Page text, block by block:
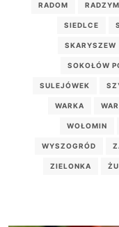
RADOM
SIEDLCE
SKARYSZEW
SOKOŁÓW
SULEJÓWEK
WARKA
WOŁOMIN
WYSZOGRÓD
ZIELONKA